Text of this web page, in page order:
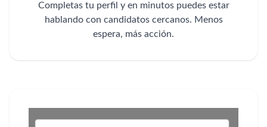
Completas tu perfil y en minutos puedes estar
hablando con candidatos cercanos. Menos
espera, más acción.